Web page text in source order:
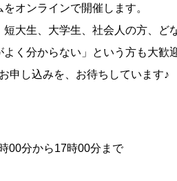
オンラインで開催します。
大生、大学生、社会人の方、ど
よく分からない」という方も大歓
申し込みを、お待ちしています♪
00分から17時00分まで